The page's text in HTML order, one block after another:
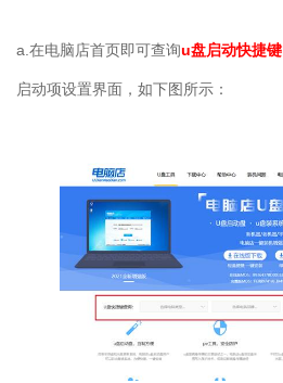
a.在电脑店首页即可查询u盘启动快捷键
启动项设置界面，如下图所示：